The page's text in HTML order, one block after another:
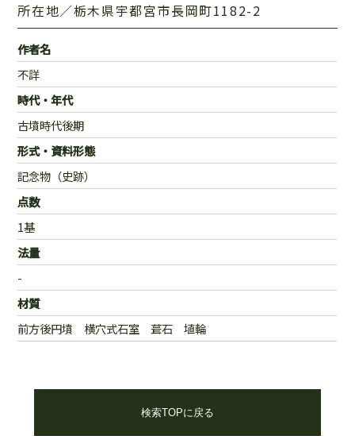
所在地／栃木県宇都宮市長岡町1182-2
作者名
不詳
時代・年代
古墳時代後期
形式・資料形態
記念物（史跡）
点数
1基
法量
-
材質
前方後円墳 横穴式石室 葺石 埴輪
検索TOPに戻る